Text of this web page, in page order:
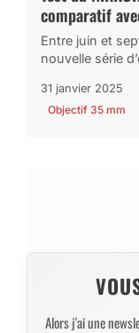
comparatif
Entre juin et
nouvelle série
31 janvier 2025
Objectif 35 mm
Alors j'ai une